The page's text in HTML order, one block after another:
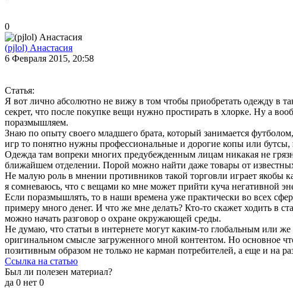
0
(pjlol) Анастасия
6 Февраля 2015, 20:58
Статья:
Я вот лично абсолютно не вижу в том чтобы приобретать одежду в
секрет, что после покупке вещи нужно простирать в хлорке. Ну а
поразмышляем.
Знаю по опыту своего младшего брата, который занимается
игр то понятно нужны профессиональные и дорогие копы или бутсы,
Одежда там вопреки многих предубежденным лицам никакая не
ближайшем отделении. Порой можно найти даже товары от
Не малую роль в мнении противников такой торговли играет якобы
я сомневаюсь, что с вещами ко мне может прийти куча негативной
Если поразмышлять, то в наши времена уже практически во всех
примеру много денег. И что же мне делать? Кто-то скажет ходить в
можно начать разговор о охране окружающей среды.
Не думаю, что статьи в интернете могут каким-то глобальным или
оригинальном смысле загруженного мной контентом. Но основное
позитивным образом не только не карман потребителей, а еще и на
Ссылка на статью
Был ли полезен материал?
да 0 нет 0